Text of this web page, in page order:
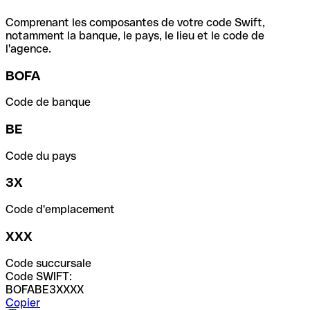
Comprenant les composantes de votre code Swift,
notamment la banque, le pays, le lieu et le code de
l'agence.
BOFA
Code de banque
BE
Code du pays
3X
Code d'emplacement
XXX
Code succursale
Code SWIFT:
BOFABE3XXXX
Copier